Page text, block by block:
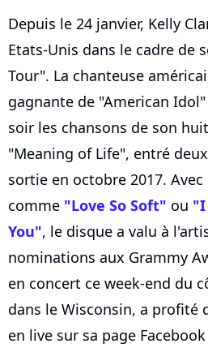
Depuis le 24 janvier, Kelly
Etats-Unis dans le cadre de
Tour". La chanteuse
gagnante de "American
soir les chansons de son
"Meaning of Life", entré
sortie en octobre 2017.
comme "Love So Soft" ou "I
You", le disque a valu à
nominations aux Grammy
en concert ce week-end du
dans le Wisconsin, a profité
en live sur sa page